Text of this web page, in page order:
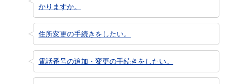
かりますか。
住所変更の手続きをしたい。
電話番号の追加・変更の手続きをしたい。